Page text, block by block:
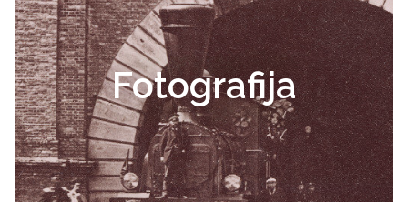
Fotografija